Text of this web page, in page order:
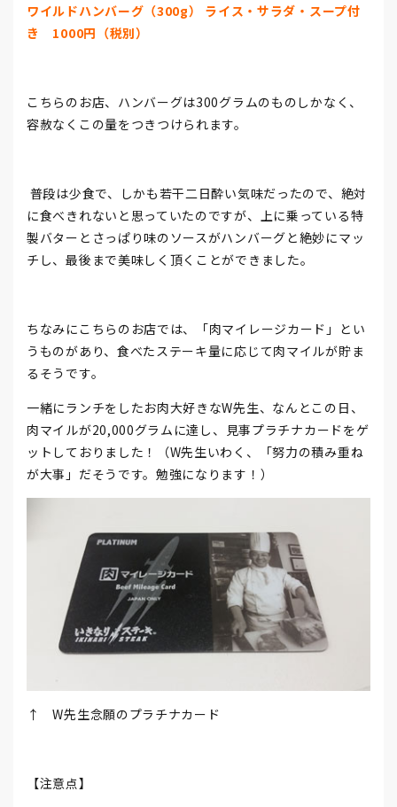
ワイルドハンバーグ（300g） ライス・サラダ・スープ付
き 1000円（税別）
こちらのお店、ハンバーグは300グラムのものしかなく、
容赦なくこの量をつきつけられます。
普段は少食で、しかも若干二日酔い気味だったので、絶対
に食べきれないと思っていたのですが、上に乗っている特
製バターとさっぱり味のソースがハンバーグと絶妙にマッ
チし、最後まで美味しく頂くことができました。
ちなみにこちらのお店では、「肉マイレージカード」とい
うものがあり、食べたステーキ量に応じて肉マイルが貯ま
るそうです。
一緒にランチをしたお肉大好きなW先生、なんとこの日、
肉マイルが20,000グラムに達し、見事プラチナカードをゲ
ットしておりました！（W先生いわく、「努力の積み重ね
が大事」だそうです。勉強になります！）
↑ W先生念願のプラチナカード
【注意点】